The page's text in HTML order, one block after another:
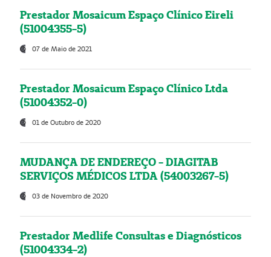
Prestador Mosaicum Espaço Clínico Eireli
(51004355-5)
07 de Maio de 2021
Prestador Mosaicum Espaço Clínico Ltda
(51004352-0)
01 de Outubro de 2020
MUDANÇA DE ENDEREÇO - DIAGITAB
SERVIÇOS MÉDICOS LTDA (54003267-5)
03 de Novembro de 2020
Prestador Medlife Consultas e Diagnósticos
(51004334-2)